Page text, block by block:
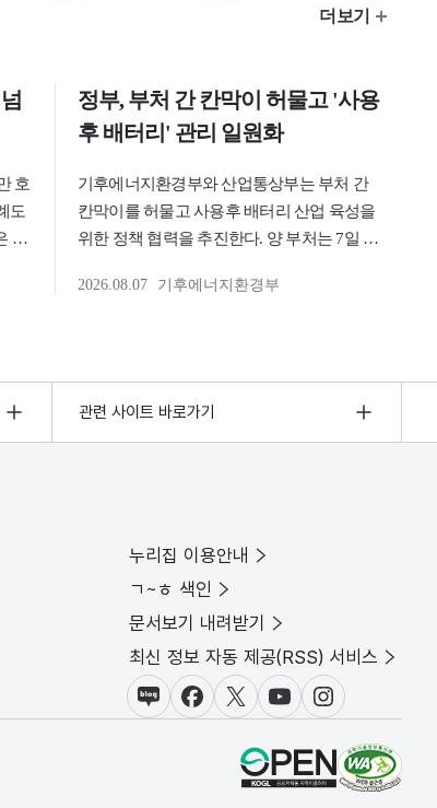
관련 사이트 바로가기
누리집 이용안내
ㄱ~ㅎ 색인
문서보기 내려받기
최신 정보 자동 제공(RSS) 서비스
블로그페이스북X(트위터)
유튜브인스타그램